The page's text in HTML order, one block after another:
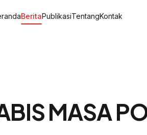
BeritaPublikasiTentangKontak
MASA